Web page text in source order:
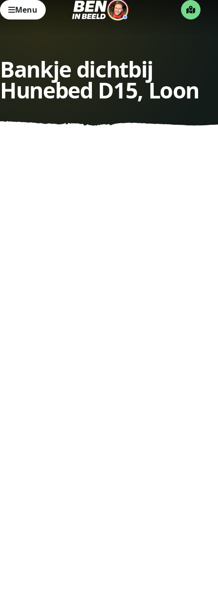
Menu
Bankje dichtbij
Hunebed D15, Loon